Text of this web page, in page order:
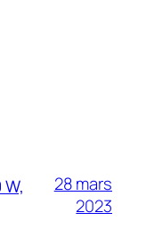
28 mars
2023